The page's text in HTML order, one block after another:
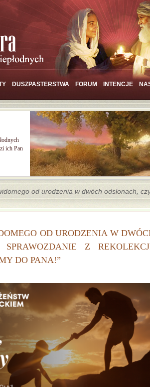
DUSZPASTERSTWA FORUM INTENCJE
ich Pan
od urodzenia w dwóch odsłonach,
OD URODZENIA W
Z
DO PANA!”